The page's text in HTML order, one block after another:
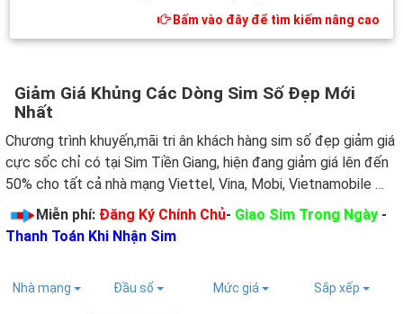
Bấm vào đây để tìm kiếm nâng cao
Giảm Giá Khủng Các Dòng Sim Số Đẹp Mới
Nhất
Chương trình khuyến,mãi tri ân khách hàng sim số đẹp giảm giá
cực sốc chỉ có tại Sim Tiền Giang, hiện đang giảm giá lên đến
50% cho tất cả nhà mạng Viettel, Vina, Mobi, Vietnamobile …
Miễn phí: Đăng Ký Chính Chủ- Giao Sim Trong Ngày -
Thanh Toán Khi Nhận Sim
Nhà mạng Đầu số Mức giá Sắp xếp